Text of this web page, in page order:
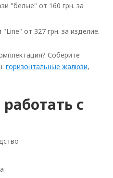
"белые" от 160 грн. за
от 327 грн. за изделие.
Соберите
горизонтальные жалюзи,
с